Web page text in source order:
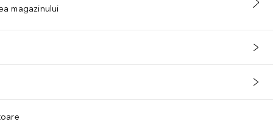
magazinului